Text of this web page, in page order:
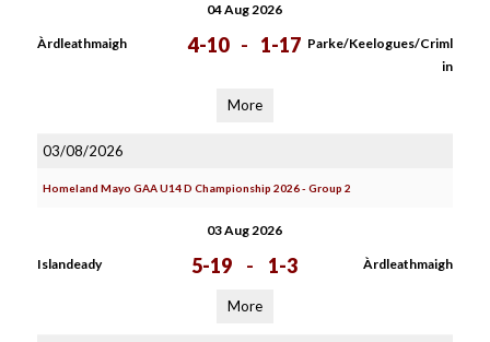
04 Aug 2026
Àrdleathmaigh 4-10 - 1-17 Parke/Keelogues/Criml
in
More
03/08/2026
Homeland Mayo GAA U14 D Championship 2026 - Group 2
03 Aug 2026
Islandeady 5-19 - 1-3 Àrdleathmaigh
More